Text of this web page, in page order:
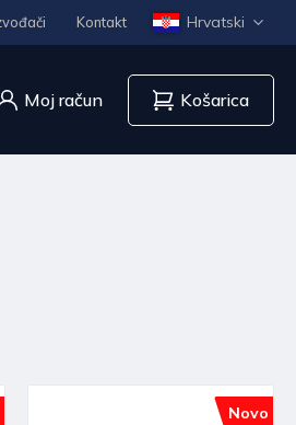
Kontakt Hrvatski
Moj račun Košarica
Novo